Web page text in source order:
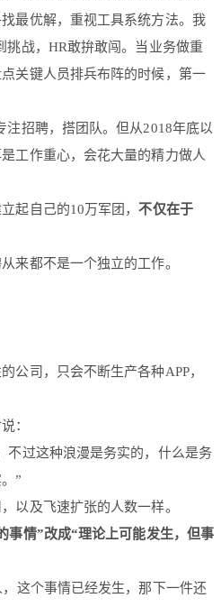
最优解，重视工具系统方法。我
挑战，HR敢拚敢闯。当业务做重
关键人员排兵布阵的时候，第一
注招聘，搭团队。但从2018年底以
工作重心，会花大量的精力做人
起自己的10万军团，不仅在于
来都不是一个独立的工作。
公司，只会不断生产各种APP，
：
不过这种浪漫是务实的，什么是务
”
以及飞速扩张的人数一样。
事情”改成“理论上可能发生，但事
这个事情已经发生，那下一件还